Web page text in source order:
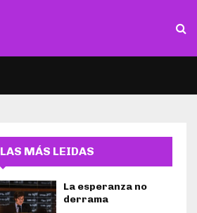
LAS MÁS LEIDAS
La esperanza no
derrama